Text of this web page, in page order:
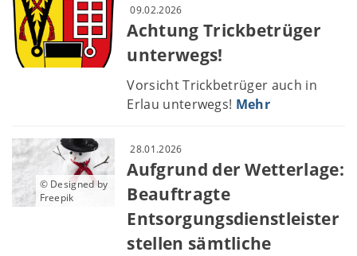
09.02.2026
Achtung Trickbetrüger
unterwegs!
Vorsicht Trickbetrüger auch in
Erlau unterwegs! Mehr
© Designed by
Freepik
28.01.2026
Aufgrund der Wetterlage:
Beauftragte
Entsorgungsdienstleister
stellen sämtliche